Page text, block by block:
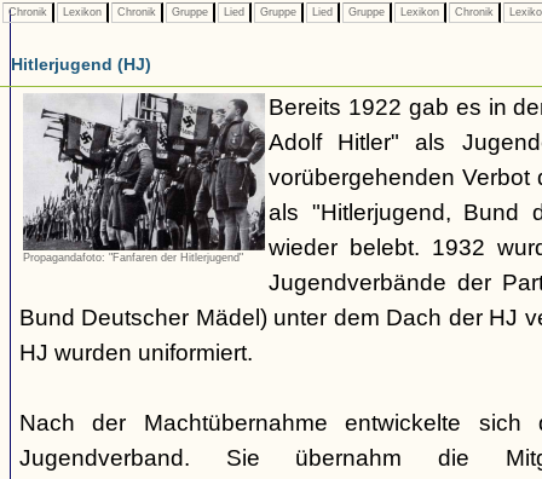
Chronik Lexikon Chronik Gruppe Lied Gruppe Lied Gruppe Lexikon Chronik
Hitlerjugend (HJ)
Propagandafoto: "Fanfaren der Hitlerjugend"
Bereits 1922 gab es in
Adolf Hitler" als
vorübergehenden Verbot
als "Hitlerjugend, Bund
wieder belebt. 1932
Jugendverbände der
Bund Deutscher Mädel) unter dem Dach der HJ
HJ wurden uniformiert.
Nach der Machtübernahme entwickelte
Jugendverband. Sie übernahm die